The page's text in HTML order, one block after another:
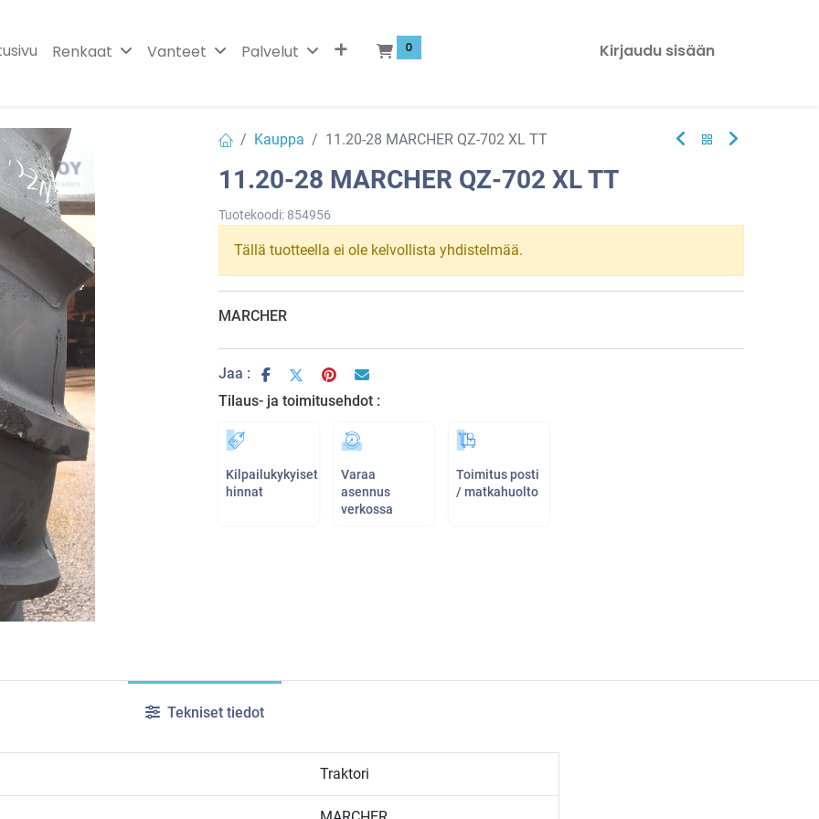
Renkaat Vanteet Palvelut 0 Kirjaudu sisään
Kauppa 11.20-28 MARCHER QZ-702 XL TT
11.20-28 MARCHER QZ-702 XL TT
Tuotekoodi: 854956
Tällä tuotteella ei ole kelvollista yhdistelmää.
MARCHER
Jaa :
Tilaus- ja toimitusehdot :
Kilpailukykyiset
hinnat
Varaa
asennus
verkossa
Toimitus posti
/ matkahuolto
Tekniset tiedot
Traktori